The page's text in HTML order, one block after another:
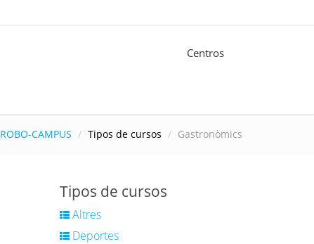
Centros
ROBO-CAMPUS Tipos de cursos Gastronòmics
Tipos de cursos
Altres
Deportes